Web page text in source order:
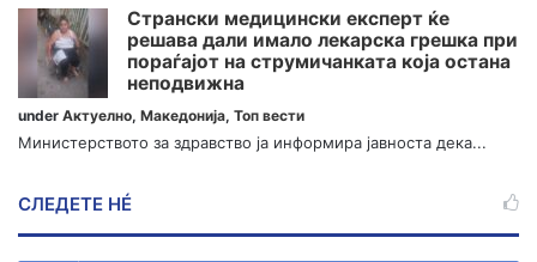
Странски медицински експерт ќе
решава дали имало лекарска грешка при
пораѓајот на струмичанката која остана
неподвижна
under Актуелно, Македонија, Топ вести
Министерството за здравство ја информира јавноста дека...
СЛЕДЕТЕ НÉ